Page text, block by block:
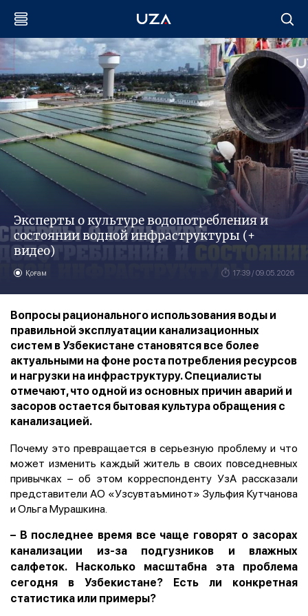
Эксперты о культуре водопотребления и
состоянии водной инфраструктуры (+
видео)
Қоғам 17:39 / 09.05.2026
Вопросы рационального использования воды и
правильной эксплуатации канализационных
систем в Узбекистане становятся все более
актуальными на фоне роста потребления ресурсов
и нагрузки на инфраструктуру. Специалисты
отмечают, что одной из основных причин аварий и
засоров остается бытовая культура обращения с
канализацией.
Почему это превращается в серьезную проблему и что
может изменить каждый житель в своих повседневных
привычках – об этом корреспонденту УзА рассказали
представители АО «Узсувтаъминот» Зульфия Кутчанова
и Ольга Мурашкина.
– В последнее время все чаще говорят о засорах
канализации из-за подгузников и влажных
салфеток. Насколько масштабна эта проблема
сегодня в Узбекистане? Есть ли конкретная
статистика или примеры?